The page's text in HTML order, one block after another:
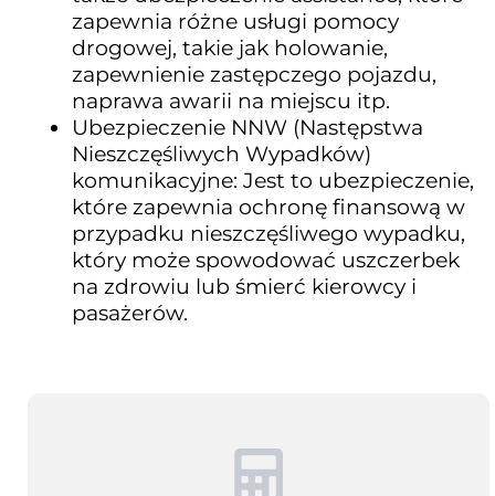
zapewnia różne usługi pomocy
drogowej, takie jak holowanie,
zapewnienie zastępczego pojazdu,
naprawa awarii na miejscu itp.
Ubezpieczenie NNW (Następstwa
Nieszczęśliwych Wypadków)
komunikacyjne: Jest to ubezpieczenie,
które zapewnia ochronę finansową w
przypadku nieszczęśliwego wypadku,
który może spowodować uszczerbek
na zdrowiu lub śmierć kierowcy i
pasażerów.